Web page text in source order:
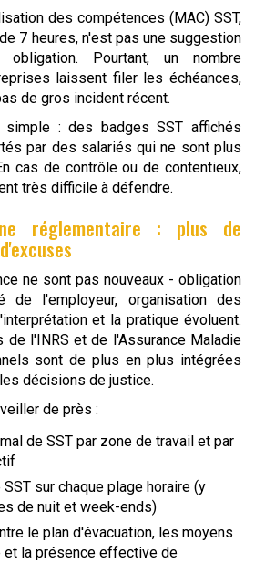
des compétences (MAC) SST,
7 heures, n'est pas une suggestion
Pourtant, un nombre
laissent filer les échéances,
de gros incident récent.
simple : des badges SST affichés
par des salariés qui ne sont plus
cas de contrôle ou de contentieux,
très difficile à défendre.
réglementaire : plus de
ne sont pas nouveaux - obligation
de l'employeur, organisation des
et la pratique évoluent.
de l'INRS et de l'Assurance Maladie
sont de plus en plus intégrées
décisions de justice.
de près :
de SST par zone de travail et par
SST sur chaque plage horaire (y
de nuit et week-ends)
le plan d'évacuation, les moyens
et la présence effective de